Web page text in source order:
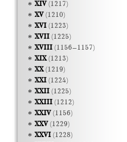
XIV(1217)
XV(1210)
XVI(1223)
XVII(1225)
XVIII(1156–1157)
XIX(1213)
XX(1219)
XXI(1224)
XXII(1225)
XXIII(1212)
XXIV(1156)
XXV(1229)
XXVI(1228)